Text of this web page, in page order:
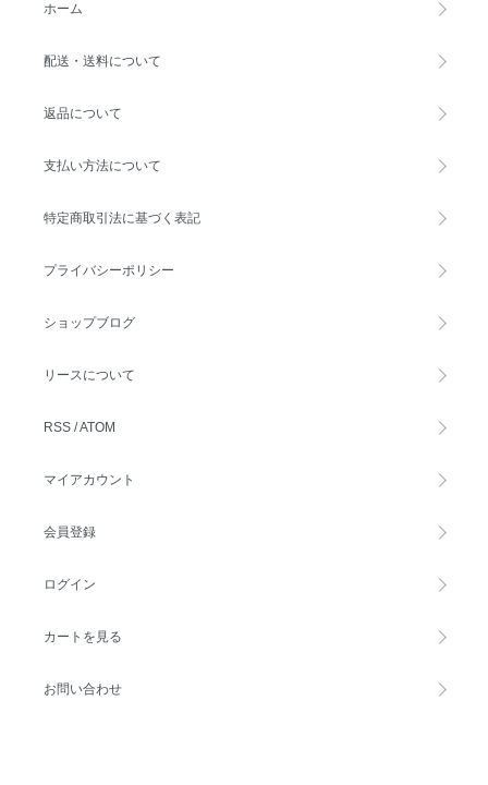
ホーム
配送・送料について
返品について
支払い方法について
特定商取引法に基づく表記
プライバシーポリシー
ショップブログ
リースについて
RSS /ATOM
マイアカウント
会員登録
ログイン
カートを見る
お問い合わせ